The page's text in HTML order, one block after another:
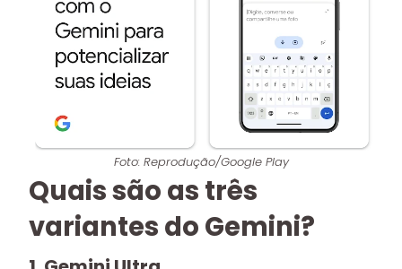
Foto: Reprodução/Google Play
Quais são as três
variantes do Gemini?